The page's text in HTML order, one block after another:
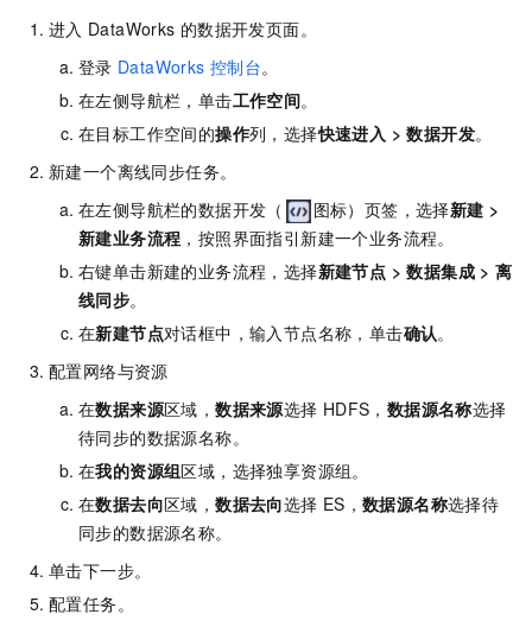
进入 DataWorks 的数据开发页面。
登录 DataWorks 控制台。
在左侧导航栏，单击工作空间。
在目标工作空间的操作列，选择快速进入 >数据开发。
新建一个离线同步任务。
在左侧导航栏的数据开发（
图标）页签，选择新建 >
新建业务流程 ，按照界面指引新建一个业务流程。
右键单击新建的业务流程，选择新建节点 >数据集成 >离
线同步。
在新建节点对话框中，输入节点名称，单击确认。
配置网络与资源
在数据来源区域，数据来源选择 HDFS， 数据源名称选择
待同步的数据源名称。
在我的资源组区域，选择独享资源组。
在数据去向区域，数据去向选择 ES，数据源名称选择待
同步的数据源名称。
单击下一步。
配置任务。